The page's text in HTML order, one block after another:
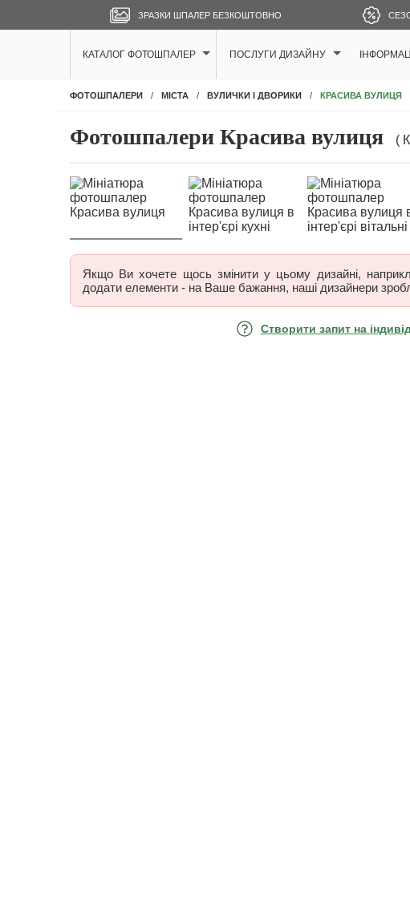
ЗРАЗКИ ШПАЛЕР БЕЗКОШТОВНО
КАТАЛОГ ФОТОШПАЛЕР ПОСЛУГИ ДИЗАЙНУ
ФОТОШПАЛЕРИ МІСТА ВУЛИЧКИ І ДВОРИКИ КРАСИВА ВУЛИЦЯ
Фотошпалери Красива вулиця (
Якщо Ви хочете щось змінити у цьому дизайні,
додати елементи - на Ваше бажання, наші дизайнери
Створити запит на